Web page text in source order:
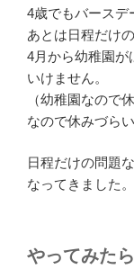
4歳でもバースデ
あとは日程だけ
4月から幼稚園が
いけません。
（幼稚園なので
なので休みづらい
日程だけの問題
なってきました。
やってみた